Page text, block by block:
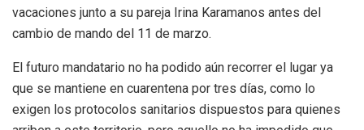
vacaciones junto a su pareja Irina Karamanos antes del
cambio de mando del 11 de marzo.
El futuro mandatario no ha podido aún recorrer el lugar ya
que se mantiene en cuarentena por tres días, como lo
exigen los protocolos sanitarios dispuestos para quienes